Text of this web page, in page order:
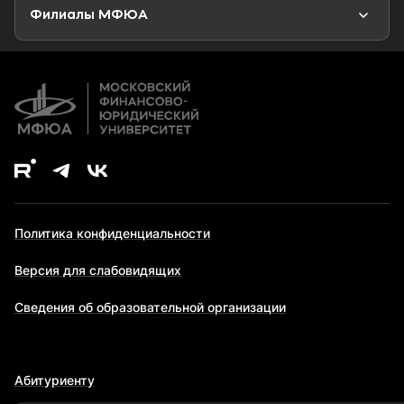
Дополнительное образование
Филиалы МФЮА
Политика конфиденциальности
Версия для слабовидящих
Сведения об образовательной организации
Абитуриенту